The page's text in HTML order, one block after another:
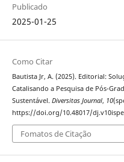
Publicado
2025-01-25
Como Citar
Bautista Jr, A. (2025). Editorial:
Catalisando a Pesquisa de Pós-
Sustentável. Diversitas Journal, 10
https://doi.org/10.48017/
Fomatos de Citação